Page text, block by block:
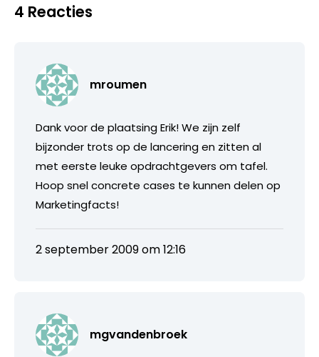
4 Reacties
mroumen
Dank voor de plaatsing Erik! We zijn zelf
bijzonder trots op de lancering en zitten al
met eerste leuke opdrachtgevers om tafel.
Hoop snel concrete cases te kunnen delen op
Marketingfacts!
2 september 2009 om 12:16
mgvandenbroek